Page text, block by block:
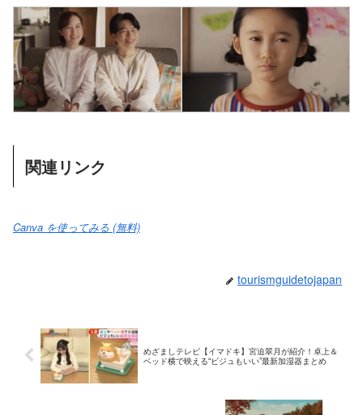
関連リンク
Canva を使ってみる (無料)
tourismguidetojapan
めざましテレビ【イマドキ】宮迫翠月が紹介！卓上＆
ベッド横で映える“ビジュもいい”最新加湿器まとめ